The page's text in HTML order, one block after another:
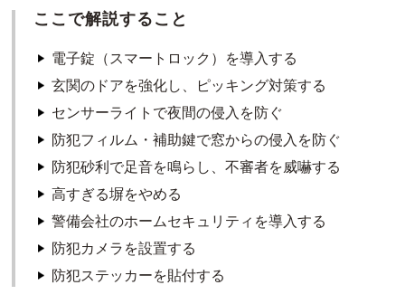
ここで解説すること
電子錠（スマートロック）を導入する
玄関のドアを強化し、ピッキング対策する
センサーライトで夜間の侵入を防ぐ
防犯フィルム・補助鍵で窓からの侵入を防ぐ
防犯砂利で足音を鳴らし、不審者を威嚇する
高すぎる塀をやめる
警備会社のホームセキュリティを導入する
防犯カメラを設置する
防犯ステッカーを貼付する